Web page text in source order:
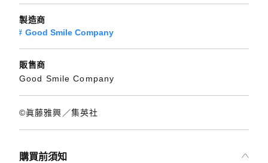
製造商
Good Smile Company
販售商
Good Smile Company
©眞藤雅興／集英社
購買前須知